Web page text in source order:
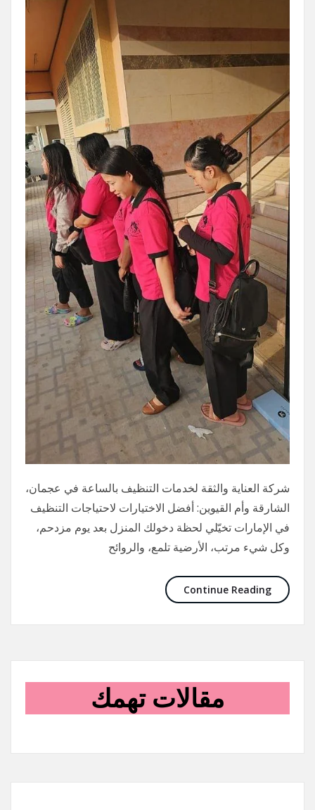
شركة العناية والثقة لخدمات التنظيف بالساعة في عجمان،
الشارقة وأم القيوين: أفضل الاختيارات لاحتياجات التنظيف
في الإمارات تخيّلي لحظة دخولك المنزل بعد يوم مزدحم،
وكل شيء مرتب، الأرضية تلمع، والروائح
Continue Reading
مقالات تهمك